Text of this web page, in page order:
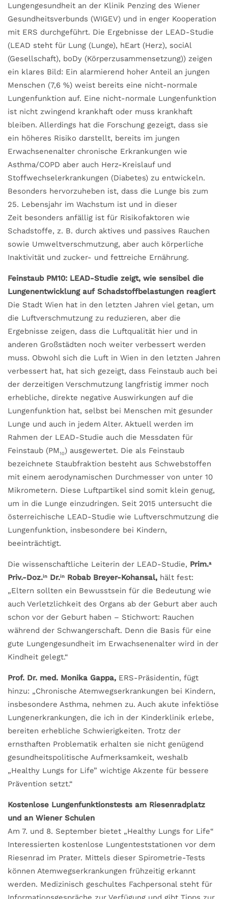
Lungengesundheit an der Klinik Penzing des Wiener
Gesundheitsverbunds (WIGEV) und in enger Kooperation
mit ERS durchgeführt. Die Ergebnisse der LEAD-Studie
(LEAD steht für Lung (Lunge), hEart (Herz), sociAl
(Gesellschaft), boDy (Körperzusammensetzung)) zeigen
ein klares Bild: Ein alarmierend hoher Anteil an jungen
Menschen (7,6 %) weist bereits eine nicht-normale
Lungenfunktion auf. Eine nicht-normale Lungenfunktion
ist nicht zwingend krankhaft oder muss krankhaft
bleiben. Allerdings hat die Forschung gezeigt, dass sie
ein höheres Risiko darstellt, bereits im jungen
Erwachsenenalter chronische Erkrankungen wie
Asthma/COPD aber auch Herz-Kreislauf und
Stoffwechselerkrankungen (Diabetes) zu entwickeln.
Besonders hervorzuheben ist, dass die Lunge bis zum
25. Lebensjahr im Wachstum ist und in dieser
Zeit besonders anfällig ist für Risikofaktoren wie
Schadstoffe, z. B. durch aktives und passives Rauchen
sowie Umweltverschmutzung, aber auch körperliche
Inaktivität und zucker- und fettreiche Ernährung.
Feinstaub PM10: LEAD-Studie zeigt, wie sensibel die
Lungenentwicklung auf Schadstoffbelastungen reagiert
Die Stadt Wien hat in den letzten Jahren viel getan, um
die Luftverschmutzung zu reduzieren, aber die
Ergebnisse zeigen, dass die Luftqualität hier und in
anderen Großstädten noch weiter verbessert werden
muss. Obwohl sich die Luft in Wien in den letzten Jahren
verbessert hat, hat sich gezeigt, dass Feinstaub auch bei
der derzeitigen Verschmutzung langfristig immer noch
erhebliche, direkte negative Auswirkungen auf die
Lungenfunktion hat, selbst bei Menschen mit gesunder
Lunge und auch in jedem Alter. Aktuell werden im
Rahmen der LEAD-Studie auch die Messdaten für
Feinstaub (PM10) ausgewertet. Die als Feinstaub
bezeichnete Staubfraktion besteht aus Schwebstoffen
mit einem aerodynamischen Durchmesser von unter 10
Mikrometern. Diese Luftpartikel sind somit klein genug,
um in die Lunge einzudringen. Seit 2015 untersucht die
österreichische LEAD-Studie wie Luftverschmutzung die
Lungenfunktion, insbesondere bei Kindern,
beeinträchtigt.
Die wissenschaftliche Leiterin der LEAD-Studie, Prim.a
Priv.-Doz.in Dr.in Robab Breyer-Kohansal, hält fest:
„Eltern sollten ein Bewusstsein für die Bedeutung wie
auch Verletzlichkeit des Organs ab der Geburt aber auch
schon vor der Geburt haben – Stichwort: Rauchen
während der Schwangerschaft. Denn die Basis für eine
gute Lungengesundheit im Erwachsenenalter wird in der
Kindheit gelegt.“
Prof. Dr. med. Monika Gappa, ERS-Präsidentin, fügt
hinzu: „Chronische Atemwegserkrankungen bei Kindern,
insbesondere Asthma, nehmen zu. Auch akute infektiöse
Lungenerkrankungen, die ich in der Kinderklinik erlebe,
bereiten erhebliche Schwierigkeiten. Trotz der
ernsthaften Problematik erhalten sie nicht genügend
gesundheitspolitische Aufmerksamkeit, weshalb
„Healthy Lungs for Life” wichtige Akzente für bessere
Prävention setzt.“
Kostenlose Lungenfunktionstests am Riesenradplatz
und an Wiener Schulen
Am 7. und 8. September bietet „Healthy Lungs for Life“
Interessierten kostenlose Lungenteststationen vor dem
Riesenrad im Prater. Mittels dieser Spirometrie-Tests
können Atemwegserkrankungen frühzeitig erkannt
werden. Medizinisch geschultes Fachpersonal steht für